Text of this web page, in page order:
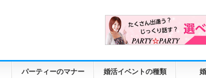
パーティーのマナー 婚活イベントの種類